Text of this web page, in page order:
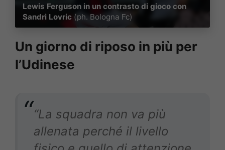
Lewis Ferguson in un contrasto di gioco con
Sandri Lovric (ph. Bologna Fc)
Un giorno di riposo in più per
l’Udinese
“La squadra non va più
allenata perché il livello